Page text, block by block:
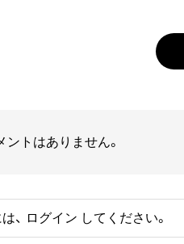
トはありません。
、 ログイン してください。